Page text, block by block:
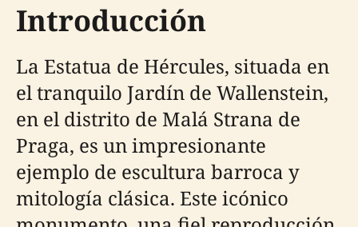
Introducción
La Estatua de Hércules, situada en
el tranquilo Jardín de Wallenstein,
en el distrito de Malá Strana de
Praga, es un impresionante
ejemplo de escultura barroca y
mitología clásica. Este icónico